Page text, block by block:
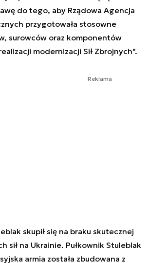
do tego, aby Rządowa Agencja
przygotowała stosowne
surowców oraz komponentów
modernizacji Sił Zbrojnych".
Reklama
skupił się na braku skutecznej
sił na Ukrainie. Pułkownik Stuleblak
armia została zbudowana z